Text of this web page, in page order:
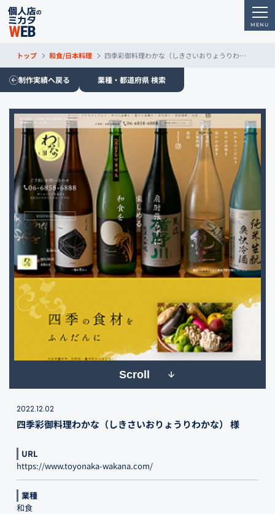
トップ 和食/日本料理 四季彩御料理わかな（しきさいおりょうりわかな）
制作実績へ戻る 業種・都道府県 検索
Scroll
2022.12.02
四季彩御料理わかな（しきさいおりょうりわかな） 様
URL
https://www.toyonaka-wakana.com/
業種
和食